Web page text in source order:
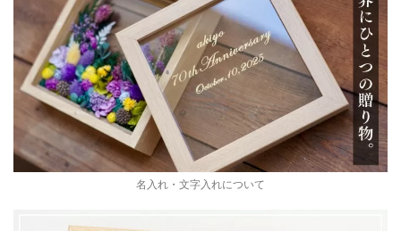
名入れ・文字入れについて